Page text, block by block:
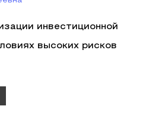
инвестиционной
высоких рисков